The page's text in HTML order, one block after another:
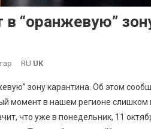
“оранжевую”
До
Область
Переходит
В
RU UK
зону карантина. Об этом
момент в нашем регионе слишком
что уже в понедельник, 11